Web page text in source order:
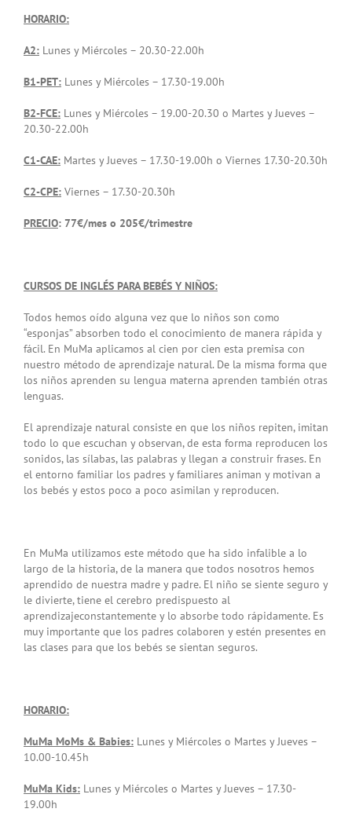
HORARIO:
A2: Lunes y Miércoles – 20.30-22.00h
B1-PET: Lunes y Miércoles – 17.30-19.00h
B2-FCE: Lunes y Miércoles – 19.00-20.30 o Martes y Jueves –
20.30-22.00h
C1-CAE: Martes y Jueves – 17.30-19.00h o Viernes 17.30-20.30h
C2-CPE: Viernes – 17.30-20.30h
PRECIO: 77€/mes o 205€/trimestre
CURSOS DE INGLÉS PARA BEBÉS Y NIÑOS:
Todos hemos oído alguna vez que lo niños son como
“esponjas” absorben todo el conocimiento de manera rápida y
fácil. En MuMa aplicamos al cien por cien esta premisa con
nuestro método de aprendizaje natural. De la misma forma que
los niños aprenden su lengua materna aprenden también otras
lenguas.
El aprendizaje natural consiste en que los niños repiten, imitan
todo lo que escuchan y observan, de esta forma reproducen los
sonidos, las sílabas, las palabras y llegan a construir frases. En
el entorno familiar los padres y familiares animan y motivan a
los bebés y estos poco a poco asimilan y reproducen.
En MuMa utilizamos este método que ha sido infalible a lo
largo de la historia, de la manera que todos nosotros hemos
aprendido de nuestra madre y padre. El niño se siente seguro y
le divierte, tiene el cerebro predispuesto al
aprendizajeconstantemente y lo absorbe todo rápidamente. Es
muy importante que los padres colaboren y estén presentes en
las clases para que los bebés se sientan seguros.
HORARIO:
MuMa MoMs & Babies: Lunes y Miércoles o Martes y Jueves –
10.00-10.45h
MuMa Kids: Lunes y Miércoles o Martes y Jueves – 17.30-
19.00h